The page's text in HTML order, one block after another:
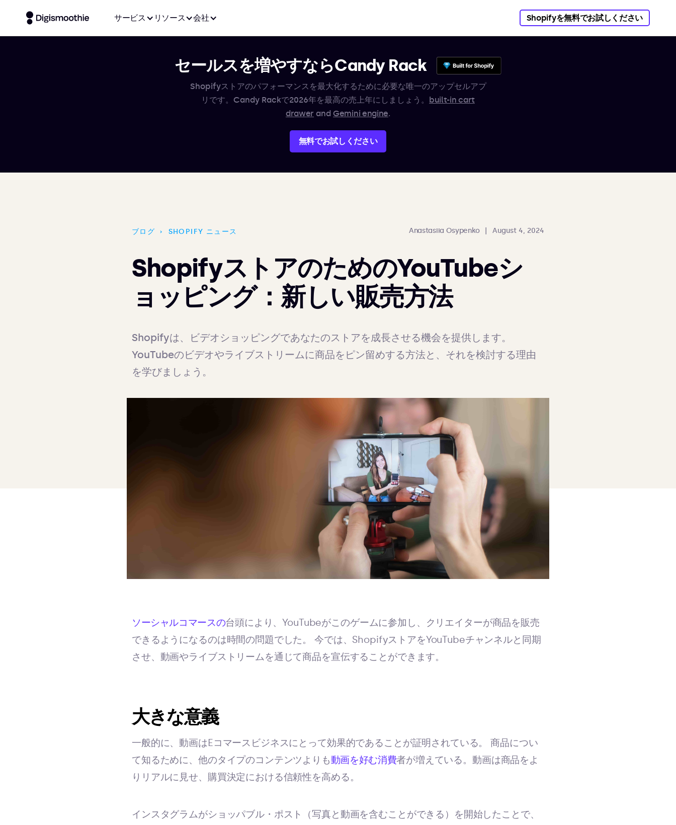
サービス リソース 会社 Shopifyを無料でお試しください
セールスを増やすならCandy Rack
Shopifyストアのパフォーマンスを最大化するために必要な唯一のアップセルアプ
リです。Candy Rackで2026年を最高の売上年にしましょう。 built-in cart
drawer andGemini engine.
無料でお試しください
ブログ › SHOPIFY ニュース Anastasiia Osypenko August 4, 2024
ShopifyストアのためのYouTubeシ
ョッピング：新しい販売方法
Shopifyは、ビデオショッピングであなたのストアを成長させる機会を提供します。
YouTubeのビデオやライブストリームに商品をピン留めする方法と、それを検討する理由
を学びましょう。
ソーシャルコマースの台頭により、YouTubeがこのゲームに参加し、クリエイターが商品を販売
できるようになるのは時間の問題でした。 今では、ShopifyストアをYouTubeチャンネルと同期
させ、動画やライブストリームを通じて商品を宣伝することができます。
大きな意義
一般的に、動画はEコマースビジネスにとって効果的であることが証明されている。 商品につい
て知るために、他のタイプのコンテンツよりも動画を好む消費者が増えている。動画は商品をよ
りリアルに見せ、購買決定における信頼性を高める。
インスタグラムがショッパブル・ポスト（写真と動画を含むことができる）を開始したことで、